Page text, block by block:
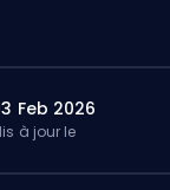
Feb 2026
à jour le